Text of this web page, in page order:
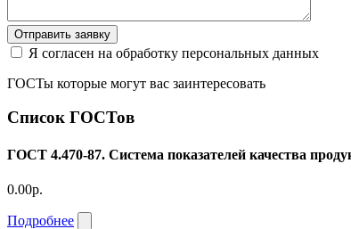
Отправить заявку
Я согласен на обработку персональных данных
ГОСТы которые могут вас заинтересовать
Список ГОСТов
ГОСТ 4.470-87. Система показателей качества
0.00р.
Подробнее